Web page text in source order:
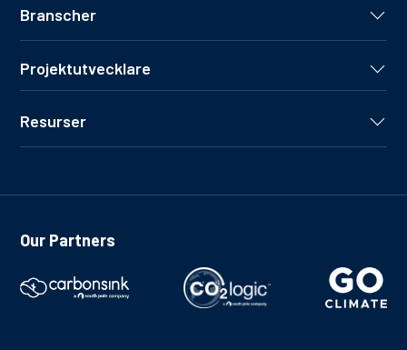
Branscher
Projektutvecklare
Resurser
Our Partners